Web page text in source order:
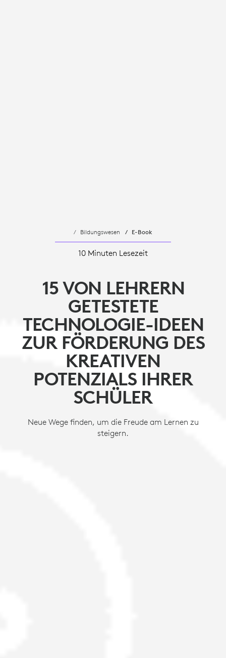
Bildungswesen E-Book
10 Minuten Lesezeit
15 VON LEHRERN
GETESTETE
TECHNOLOGIE-IDEEN
ZUR FÖRDERUNG DES
KREATIVEN
POTENZIALS IHRER
SCHÜLER
Neue Wege finden, um die Freude am Lernen zu
steigern.